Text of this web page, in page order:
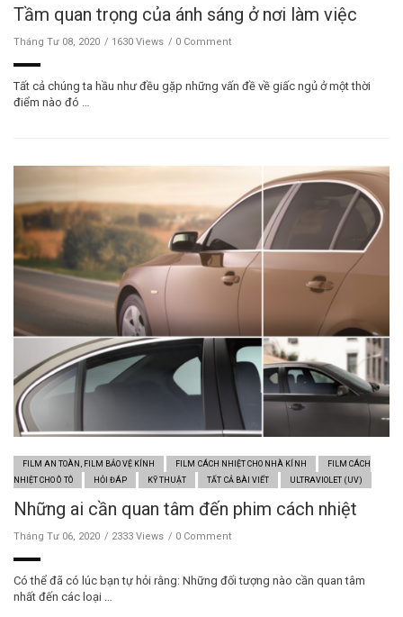
Tầm quan trọng của ánh sáng ở nơi làm việc
Tháng Tư 08, 2020 1630 Views 0 Comment
Tất cả chúng ta hầu như đều gặp những vấn đề về giấc ngủ ở một thời
điểm nào đó …
FILM AN TOÀN, FILM BẢO VỆ KÍNH FILM CÁCH NHIỆT CHO NHÀ KÍNH
FILM CÁCH
NHIỆT CHO Ô TÔ
HỎI ĐÁP KỸ THUẬT TẤT CẢ BÀI VIẾT ULTRAVIOLET (UV)
Những ai cần quan tâm đến phim cách nhiệt
Tháng Tư 06, 2020 2333 Views 0 Comment
Có thể đã có lúc bạn tự hỏi rằng: Những đối tượng nào cần quan tâm
nhất đến các loại …